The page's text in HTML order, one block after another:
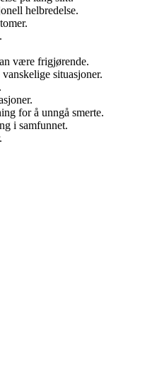
helbredelse.
være frigjørende.
situasjoner.
for å unngå smerte.
i samfunnet.